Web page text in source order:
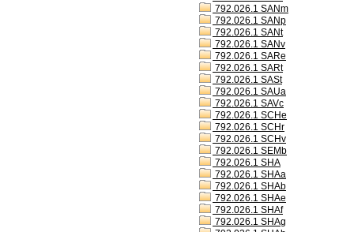
792.026.1 SANm
792.026.1 SANp
792.026.1 SANt
792.026.1 SANv
792.026.1 SARe
792.026.1 SARt
792.026.1 SASt
792.026.1 SAUa
792.026.1 SAVc
792.026.1 SCHe
792.026.1 SCHr
792.026.1 SCHv
792.026.1 SEMb
792.026.1 SHA
792.026.1 SHAa
792.026.1 SHAb
792.026.1 SHAe
792.026.1 SHAf
792.026.1 SHAg